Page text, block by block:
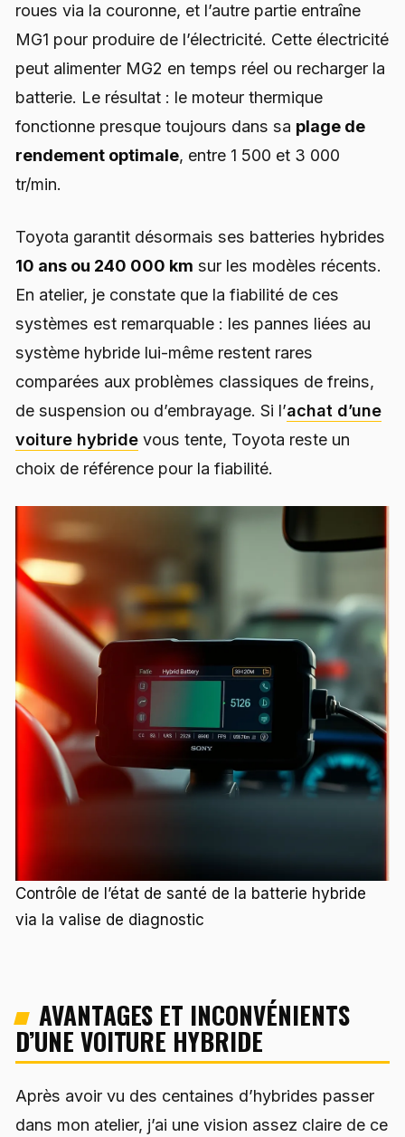
roues via la couronne, et l’autre partie entraîne
MG1 pour produire de l’électricité. Cette électricité
peut alimenter MG2 en temps réel ou recharger la
batterie. Le résultat : le moteur thermique
fonctionne presque toujours dans sa plage de
rendement optimale, entre 1 500 et 3 000
tr/min.
Toyota garantit désormais ses batteries hybrides
10 ans ou 240 000 km sur les modèles récents.
En atelier, je constate que la fiabilité de ces
systèmes est remarquable : les pannes liées au
système hybride lui-même restent rares
comparées aux problèmes classiques de freins,
de suspension ou d’embrayage. Si l’achat d’une
voiture hybride vous tente, Toyota reste un
choix de référence pour la fiabilité.
Contrôle de l’état de santé de la batterie hybride
via la valise de diagnostic
AVANTAGES ET INCONVÉNIENTS
D’UNE VOITURE HYBRIDE
Après avoir vu des centaines d’hybrides passer
dans mon atelier, j’ai une vision assez claire de ce